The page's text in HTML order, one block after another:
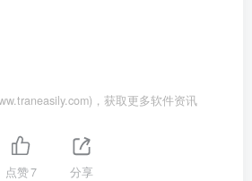
，获取更多软件资讯
点赞7 分享